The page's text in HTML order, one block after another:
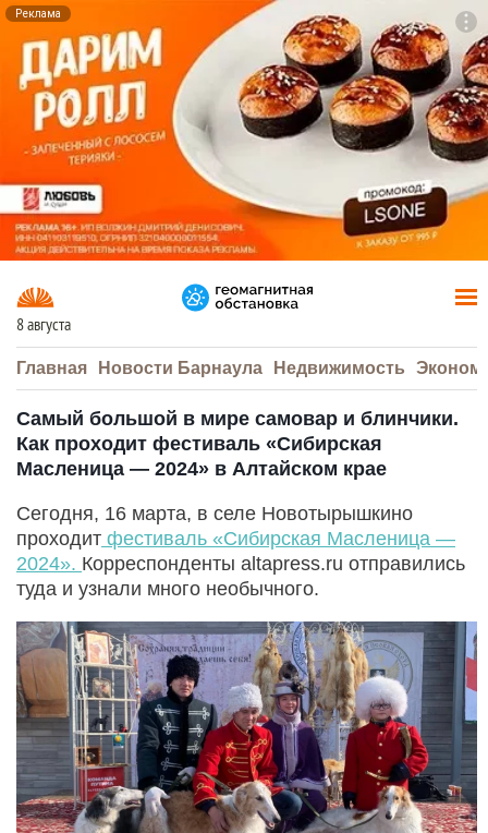
Реклама
8 августа
Главная Новости Барнаула Недвижимость
Самый большой в мире самовар и блинчики.
Как проходит фестиваль «Сибирская
Масленица — 2024» в Алтайском крае
Сегодня, 16 марта, в селе Новотырышкино
проходит фестиваль «Сибирская Масленица —
2024». Корреспонденты altapress.ru отправились
туда и узнали много необычного.